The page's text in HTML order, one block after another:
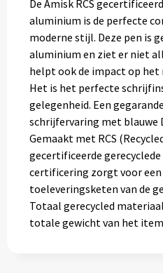
De Amisk RCS
aluminium is de perfecte
moderne stijl. Deze pen is
aluminium en ziet er niet
helpt ook de impact op
Het is het perfecte
gelegenheid. Een
schrijfervaring met
Gemaakt met RCS
gecertificeerde
certificering zorgt voor
toeleveringsketen van de
Totaal gerecycled
totale gewicht van het